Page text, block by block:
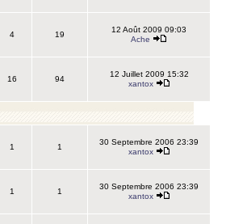
4 19
12 Août 2009 09:03
Ache
16 94
12 Juillet 2009 15:32
xantox
1 1
30 Septembre 2006 23:39
xantox
1 1
30 Septembre 2006 23:39
xantox